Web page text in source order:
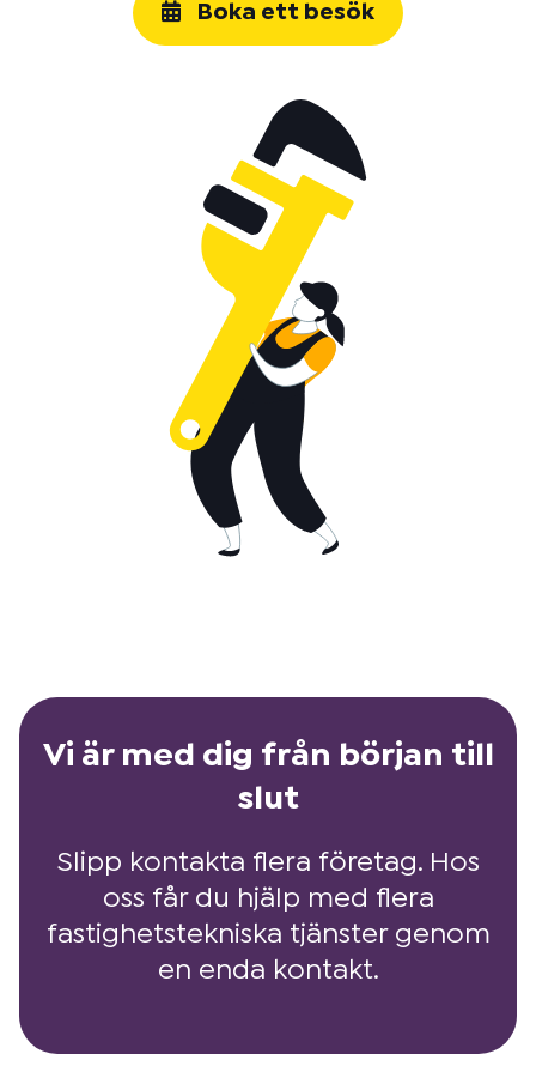
Boka ett besök
Vi är med dig från början till
slut
Slipp kontakta flera företag. Hos
oss får du hjälp med flera
fastighetstekniska tjänster genom
en enda kontakt.